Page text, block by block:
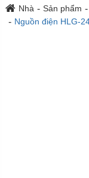
Nhà Sản phẩm
Nguồn điện HLG-